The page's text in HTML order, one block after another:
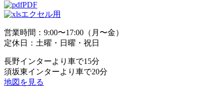
PDF
エクセル用
営業時間：9:00〜17:00（月〜金）
定休日：土曜・日曜・祝日
長野インターより車で15分
須坂東インターより車で20分
地図を見る